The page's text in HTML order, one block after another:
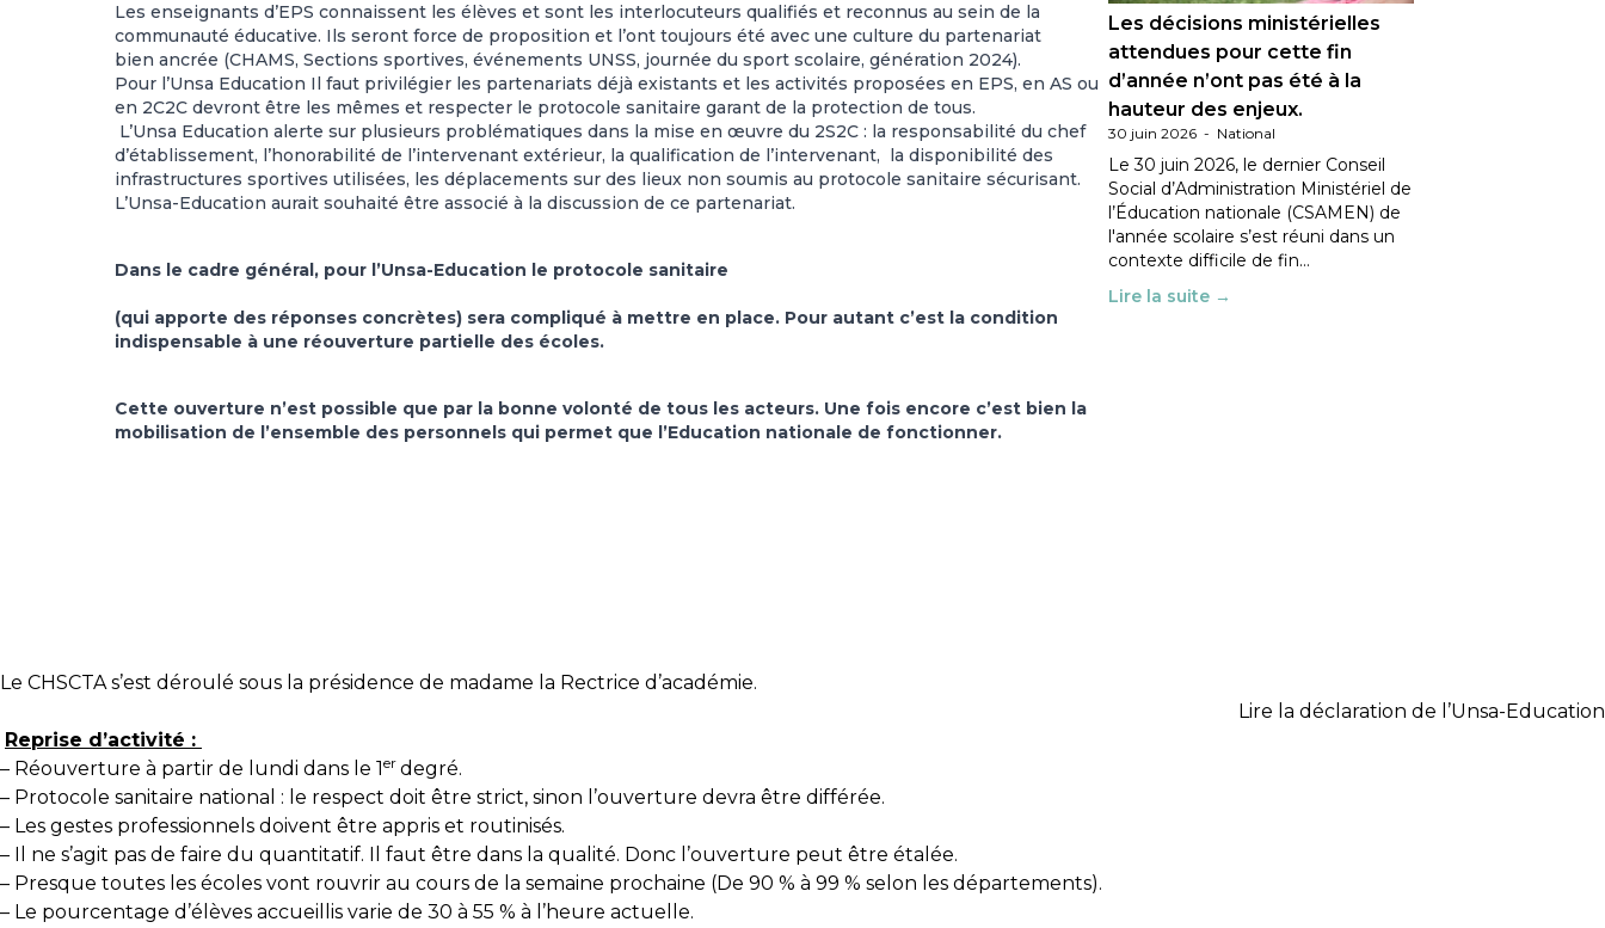
Les enseignants d’EPS connaissent les élèves et sont les interlocuteurs qualifiés et reconnus au sein de la
communauté éducative. Ils seront force de proposition et l’ont toujours été avec une culture du partenariat
bien ancrée (CHAMS, Sections sportives, événements UNSS, journée du sport scolaire, génération 2024).
Pour l’Unsa Education Il faut privilégier les partenariats déjà existants et les activités proposées en EPS, en AS ou
en 2C2C devront être les mêmes et respecter le protocole sanitaire garant de la protection de tous.
L’Unsa Education alerte sur plusieurs problématiques dans la mise en œuvre du 2S2C : la responsabilité du chef
d’établissement, l’honorabilité de l’intervenant extérieur, la qualification de l’intervenant, la disponibilité des
infrastructures sportives utilisées, les déplacements sur des lieux non soumis au protocole sanitaire sécurisant.
L’Unsa-Education aurait souhaité être associé à la discussion de ce partenariat.
Dans le cadre général, pour l’Unsa-Education le protocole sanitaire
(qui apporte des réponses concrètes) sera compliqué à mettre en place. Pour autant c’est la condition
indispensable à une réouverture partielle des écoles.
Cette ouverture n’est possible que par la bonne volonté de tous les acteurs. Une fois encore c’est bien la
mobilisation de l’ensemble des personnels qui permet que l’Education nationale de fonctionner.
Les décisions ministérielles
attendues pour cette fin
d’année n’ont pas été à la
hauteur des enjeux.
30 juin 2026 - National
Le 30 juin 2026, le dernier Conseil
Social d’Administration Ministériel de
l’Éducation nationale (CSAMEN) de
l'année scolaire s’est réuni dans un
contexte difficile de fin…
Lire la suite →
Le CHSCTA s’est déroulé sous la présidence de madame la Rectrice d’académie.
Lire la déclaration de l’Unsa-Education
Reprise d’activité :
– Réouverture à partir de lundi dans le 1er degré.
– Protocole sanitaire national : le respect doit être strict, sinon l’ouverture devra être différée.
– Les gestes professionnels doivent être appris et routinisés.
– Il ne s’agit pas de faire du quantitatif. Il faut être dans la qualité. Donc l’ouverture peut être étalée.
– Presque toutes les écoles vont rouvrir au cours de la semaine prochaine (De 90 % à 99 % selon les départements).
– Le pourcentage d’élèves accueillis varie de 30 à 55 % à l’heure actuelle.